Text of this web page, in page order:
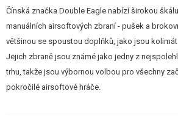
kovový (např značky Cyma). V kovové kleci je
krátkou osičkou.
Výkon zbraně je okolo 60 m/s, doporučená
Kovové zadní mířidlo je stavitelné.
Zbraň má regulovatelný hop-up systém.
Točný zásobník má kapacitu 400 kuliček a je
Čínská značka Double Eagle nabízí širokou
manuálních airsoftových zbraní - pušek a
většinou se spoustou doplňků, jako jsou
Jejich zbraně jsou známé jako jedny z
trhu, takže jsou výbornou volbou pro všechny
pokročilé airsoftové hráče.